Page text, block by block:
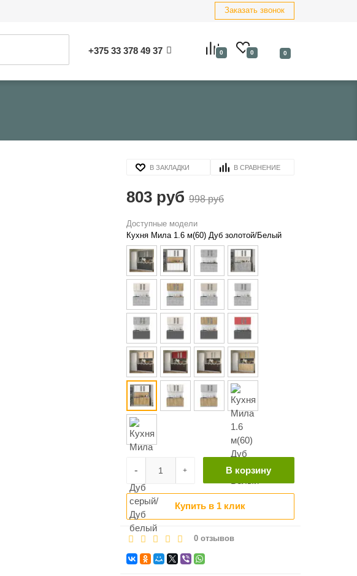
Заказать звонок
+375 33 378 49 37 0 0 0
В ЗАКЛАДКИ В СРАВНЕНИЕ
803 руб 998 руб
Доступные модели
Кухня Мила 1.6 м(60) Дуб золотой/Белый
+
- В корзину
Купить в 1 клик
0 отзывов